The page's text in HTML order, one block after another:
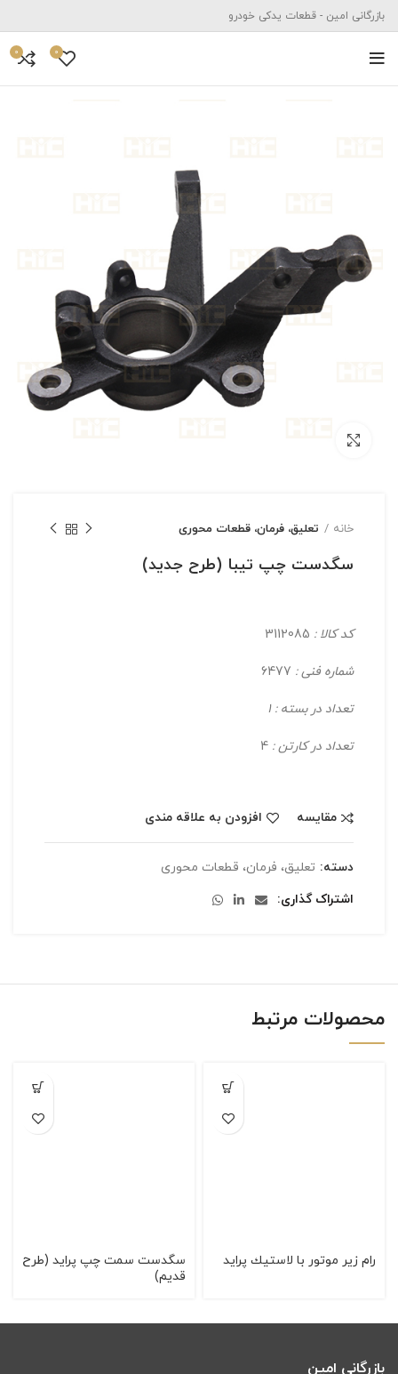
بازرگانی امین - قطعات یدکی خودرو
0
0
خانه تعلیق، فرمان، قطعات محوری
سگدست چپ تیبا (طرح جدید)
کد کالا :
شماره فنی :
تعداد در بسته : 1
تعداد در کارتن :
مقایسه افزودن به علاقه مندی
دسته: تعلیق، فرمان، قطعات محوری
اشتراک گذاری
محصولات مرتبط
رام زير موتور با لاستيك پرايد
سگدست سمت چپ پراید (طرح
قدیم)
بازرگانی امین